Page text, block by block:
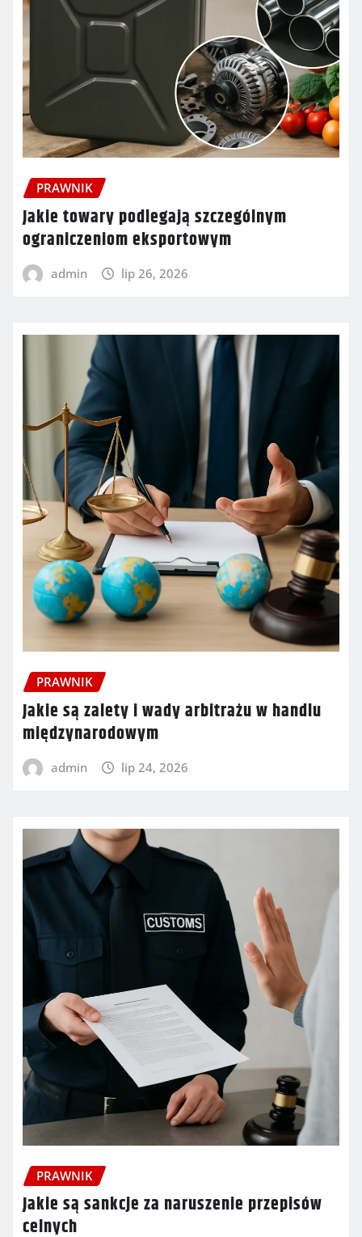
PRAWNIK
Jakie towary podlegają szczególnym
ograniczeniom eksportowym
admin lip 26, 2026
PRAWNIK
Jakie są zalety i wady arbitrażu w handlu
międzynarodowym
admin lip 24, 2026
PRAWNIK
Jakie są sankcje za naruszenie przepisów
celnych